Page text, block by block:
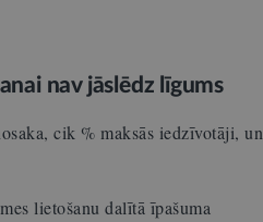
nav jāslēdz līgums
cik % maksās iedzīvotāji, un
lietošanu dalītā īpašuma